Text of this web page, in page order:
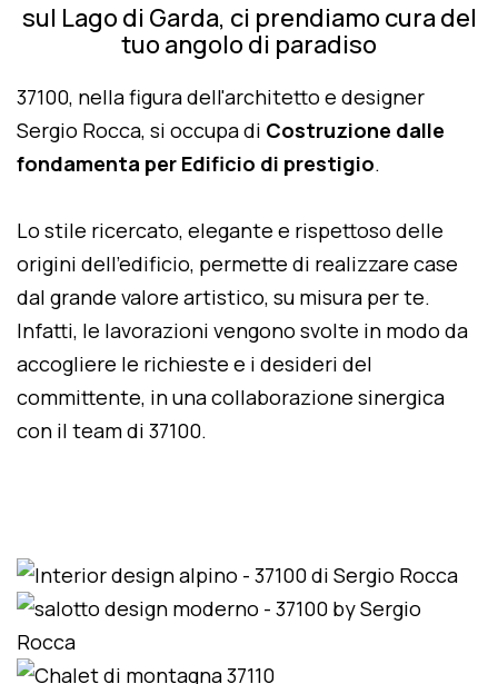
sul Lago di Garda, ci prendiamo cura del
tuo angolo di paradiso
37100, nella figura dell'architetto e designer
Sergio Rocca, si occupa di Costruzione dalle
fondamenta per Edificio di prestigio.
Lo stile ricercato, elegante e rispettoso delle
origini dell'edificio, permette di realizzare case
dal grande valore artistico, su misura per te.
Infatti, le lavorazioni vengono svolte in modo da
accogliere le richieste e i desideri del
committente, in una collaborazione sinergica
con il team di 37100.